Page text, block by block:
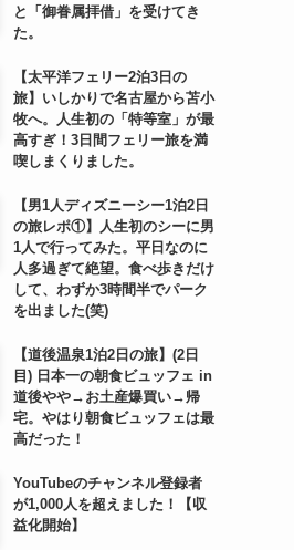
と「御眷属拝借」を受けてき
た。
【太平洋フェリー2泊3日の
旅】いしかりで名古屋から苫小
牧へ。人生初の「特等室」が最
高すぎ！3日間フェリー旅を満
喫しまくりました。
【男1人ディズニーシー1泊2日
の旅レポ①】人生初のシーに男
1人で行ってみた。平日なのに
人多過ぎて絶望。食べ歩きだけ
して、わずか3時間半でパーク
を出ました(笑)
【道後温泉1泊2日の旅】(2日
目) 日本一の朝食ビュッフェ in
道後やや→お土産爆買い→帰
宅。やはり朝食ビュッフェは最
高だった！
YouTubeのチャンネル登録者
が1,000人を超えました！【収
益化開始】